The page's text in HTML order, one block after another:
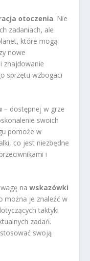
otoczenia. Nie
zadaniach, ale
które mogą
nowe
znajdowanie
sprzętu wzbogaci
– dostępnej w grze
swoich
pomoże w
co jest niezbędne
i
nawskazówki
można je znaleźć w
taktyki
zadań.
swoją